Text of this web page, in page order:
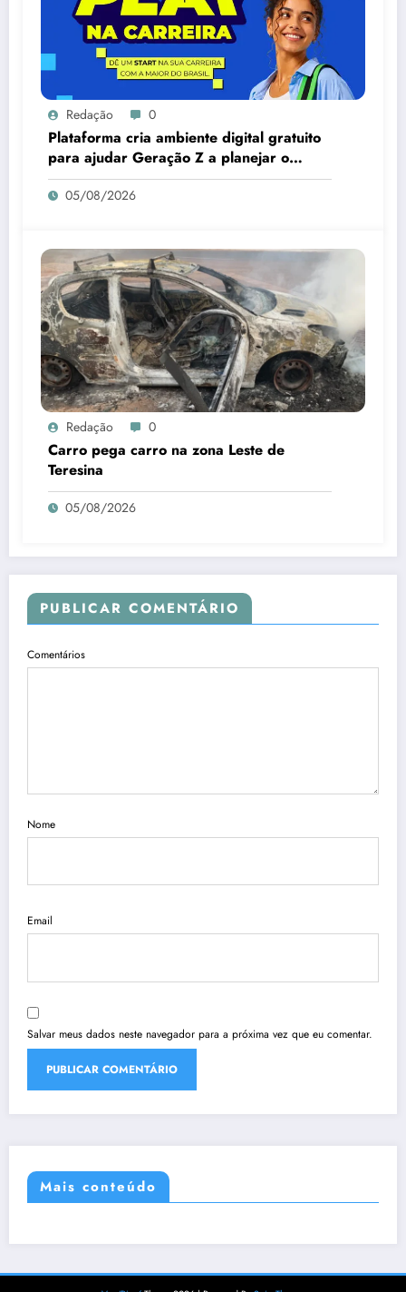
Redação 0
Plataforma cria ambiente digital gratuito
para ajudar Geração Z a planejar o
futuro
05/08/2026
Redação 0
Carro pega carro na zona Leste de
Teresina
05/08/2026
PUBLICAR COMENTÁRIO
Comentários
Nome
Email
Salvar meus dados neste navegador para a próxima vez que eu comentar.
Mais conteúdo